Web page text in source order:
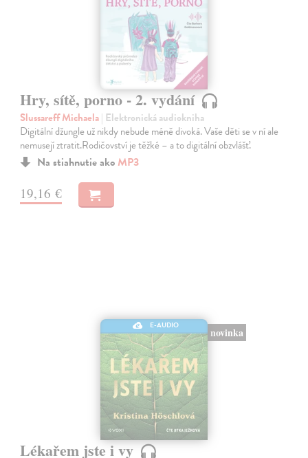
Hry, sítě, porno - 2. vydání
Slussareff Michaela| Elektronická audiokniha
Digitální džungle už nikdy nebude méně divoká. Vaše děti se v ní ale
nemusejí ztratit.Rodičovství je těžké – a to digitální obzvlášť.
Na stiahnutie ako MP3
19,16 €
E-AUDIO
novinka
Lékařem jste i vy